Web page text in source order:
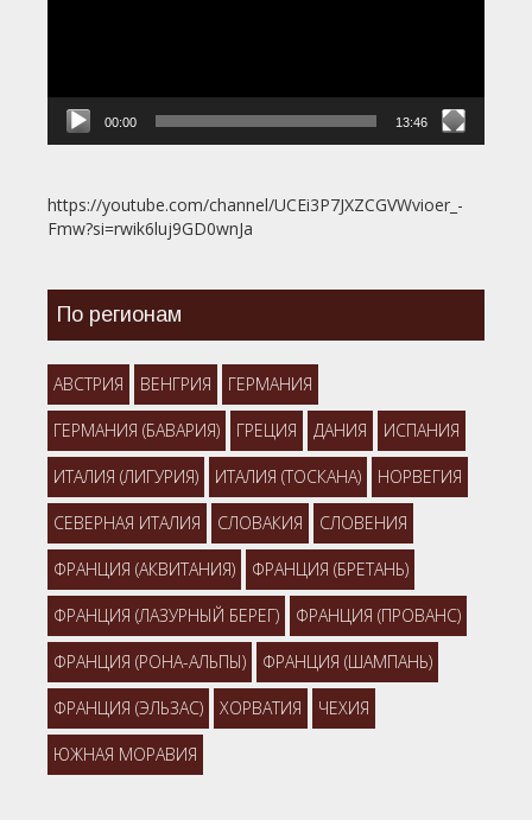
00:00 13:46
https://youtube.com/channel/UCEi3P7JXZCGVWvioer_-
Fmw?si=rwik6luj9GD0wnJa
По регионам
АВСТРИЯ ВЕНГРИЯ ГЕРМАНИЯ
ГЕРМАНИЯ (БАВАРИЯ) ГРЕЦИЯ ДАНИЯ ИСПАНИЯ
ИТАЛИЯ (ЛИГУРИЯ) ИТАЛИЯ (ТОСКАНА) НОРВЕГИЯ
СЕВЕРНАЯ ИТАЛИЯ СЛОВАКИЯ СЛОВЕНИЯ
ФРАНЦИЯ (АКВИТАНИЯ) ФРАНЦИЯ (БРЕТАНЬ)
ФРАНЦИЯ (ЛАЗУРНЫЙ БЕРЕГ) ФРАНЦИЯ (ПРОВАНС)
ФРАНЦИЯ (РОНА-АЛЬПЫ) ФРАНЦИЯ (ШАМПАНЬ)
ФРАНЦИЯ (ЭЛЬЗАС) ХОРВАТИЯ ЧЕХИЯ
ЮЖНАЯ МОРАВИЯ